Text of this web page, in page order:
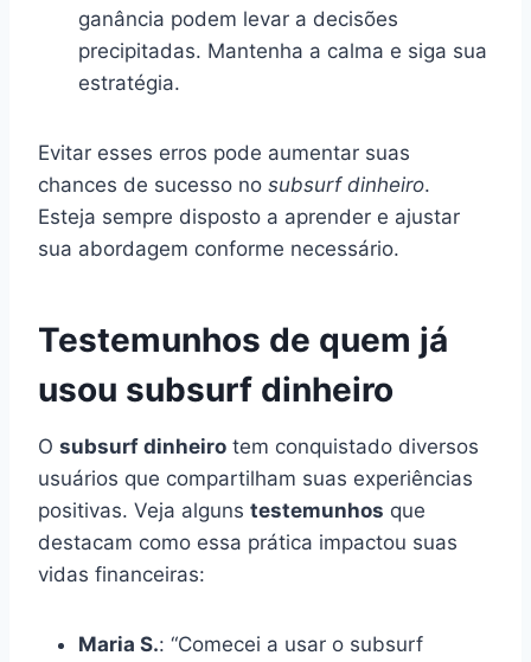
ganância podem levar a decisões
precipitadas. Mantenha a calma e siga sua
estratégia.
Evitar esses erros pode aumentar suas
chances de sucesso no subsurf dinheiro.
Esteja sempre disposto a aprender e ajustar
sua abordagem conforme necessário.
Testemunhos de quem já
usou subsurf dinheiro
O subsurf dinheiro tem conquistado diversos
usuários que compartilham suas experiências
positivas. Veja alguns testemunhos que
destacam como essa prática impactou suas
vidas financeiras:
Maria S.: “Comecei a usar o subsurf